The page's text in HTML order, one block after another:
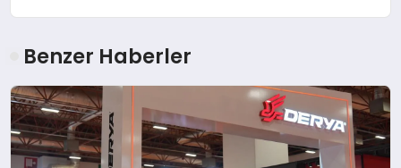
Benzer Haberler